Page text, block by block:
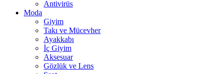
Antivirüs
Moda
Giyim
Takı ve Mücevher
Ayakkabı
İç Giyim
Aksesuar
Gözlük ve Lens